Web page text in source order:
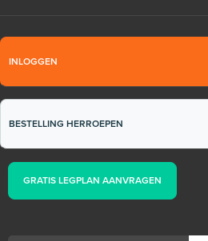
Tacker-isolatieplaten, 20mm
(thermisch 10m² per pak)
20mm of 30mm thermische isolatie
€ 99,00
INLOGGEN
BESTELLING HERROEPEN
GRATIS LEGPLAN AANVRAGEN